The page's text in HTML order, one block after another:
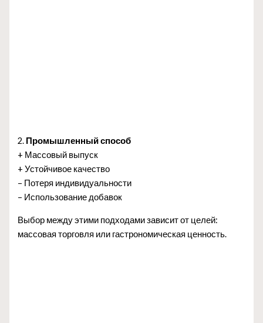
2. Промышленный способ
+ Массовый выпуск
+ Устойчивое качество
– Потеря индивидуальности
– Использование добавок
Выбор между этими подходами зависит от целей:
массовая торговля или гастрономическая ценность.